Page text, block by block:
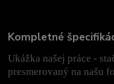
Kompletné
Ukážka našej práce -
presmerovaný na našu